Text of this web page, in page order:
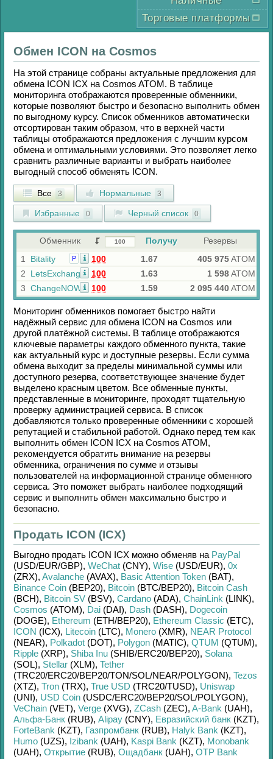
Торговые платформы
Обмен ICON на Cosmos
На этой странице собраны актуальные предложения для
обмена ICON ICX на Cosmos ATOM. В таблице
мониторинга отображаются проверенные обменники,
которые позволяют быстро и безопасно выполнить обмен
по выгодному курсу. Список обменников автоматически
отсортирован таким образом, что в верхней части
таблицы отображаются предложения с лучшим курсом
обмена и оптимальными условиями. Это позволяет легко
сравнить различные варианты и выбрать наиболее
выгодный способ обменять ICON.
Все 3 Нормальные 3
Избранные 0 Черный список 0
Обменник Получу
Резервы
1
Bitality Р 100 1.67 405 975ATOM
2
LetsExchange 100 1.63 1 598ATOM
3 ChangeNOW 100 1.59 2 095 440ATOM
Мониторинг обменников помогает быстро найти
надёжный сервис для обмена ICON на Cosmos или
другой платёжной системы. В таблице отображаются
ключевые параметры каждого обменного пункта, такие
как актуальный курс и доступные резервы. Если сумма
обмена выходит за пределы минимальной суммы или
доступного резерва, соответствующее значение будет
выделено красным цветом. Все обменные пункты,
представленные в мониторинге, проходят тщательную
проверку администрацией сервиса. В список
добавляются только проверенные обменники с хорошей
репутацией и стабильной работой. Однако перед тем как
выполнить обмен ICON ICX на Cosmos ATOM,
рекомендуется обратить внимание на резервы
обменника, ограничения по сумме и отзывы
пользователей на информационной странице обменного
сервиса. Это поможет выбрать наиболее подходящий
сервис и выполнить обмен максимально быстро и
безопасно.
Продать ICON (ICX)
Выгодно продать ICON ICX можно обменяв на PayPal
(USD/EUR/GBP), WeChat (CNY), Wise (USD/EUR), 0x
(ZRX), Avalanche (AVAX), Basic Attention Token (BAT),
Binance Coin (BEP20), Bitcoin (BTC/BEP20), Bitcoin Cash
(BCH), Bitcoin SV (BSV), Cardano (ADA), ChainLink (LINK),
Cosmos (ATOM), Dai (DAI), Dash (DASH), Dogecoin
(DOGE), Ethereum (ETH/BEP20), Ethereum Classic (ETC),
ICON (ICX), Litecoin (LTC), Monero (XMR), NEAR Protocol
(NEAR), Polkadot (DOT), Polygon (MATIC), QTUM (QTUM),
Ripple (XRP), Shiba Inu (SHIB/ERC20/BEP20), Solana
(SOL), Stellar (XLM), Tether
(TRC20/ERC20/BEP20/TON/SOL/NEAR/POLYGON), Tezos
(XTZ), Tron (TRX), True USD (TRC20/TUSD), Uniswap
(UNI), USD Coin (USDC/ERC20/BEP20/SOL/POLYGON),
VeChain (VET), Verge (XVG), ZCash (ZEC), A-Bank (UAH),
Альфа-Банк (RUB), Alipay (CNY), Евразийский банк (KZT),
ForteBank (KZT), Газпромбанк (RUB), Halyk Bank (KZT),
Humo (UZS), Izibank (UAH), Kaspi Bank (KZT), Monobank
(UAH), Открытие (RUB), Ощадбанк (UAH), OTP Bank